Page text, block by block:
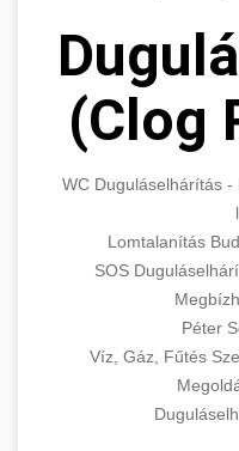
(Clog
WC Duguláselhárítás
Lomtalanítás
SOS
Péter
Víz, Gáz, Fűtés